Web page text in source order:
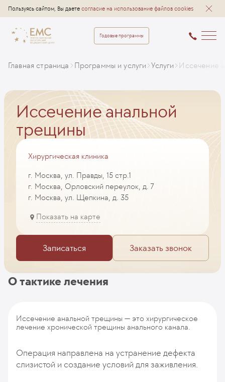
Пользуясь сайтом, Вы даете согласие на использование файлов cookies
Годовые программы
Главная страница Программы и услуги Услуги Иссечение
Иссечение анальной
трещины
Хирургическая клиника
г. Москва, ул. Правды, 15 стр.1
г. Москва, Орловский переулок, д. 7
г. Москва, ул. Щепкина, д. 35
Показать на карте
Записаться Заказать звонок
О тактике лечения
Иссечение анальной трещины — это хирургическое
лечение хронической трещины анального канала.
Операция направлена на устранение дефекта
слизистой и создание условий для заживления.